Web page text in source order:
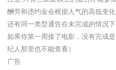
酬劳和违约金会根据人气的高低变化
还有同一类型通告在未完成的情况
如果你第一周接了电影，没有完成
纪人那里也不能查看）
广告